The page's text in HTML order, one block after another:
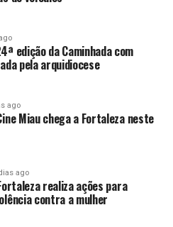
edição da Caminhada com
pela arquidiocese
ago
Miau chega a Fortaleza neste
ago
realiza ações para
contra a mulher